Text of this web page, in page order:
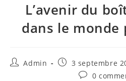
L’avenir du
dans le monde
Admin 3 septembre
0